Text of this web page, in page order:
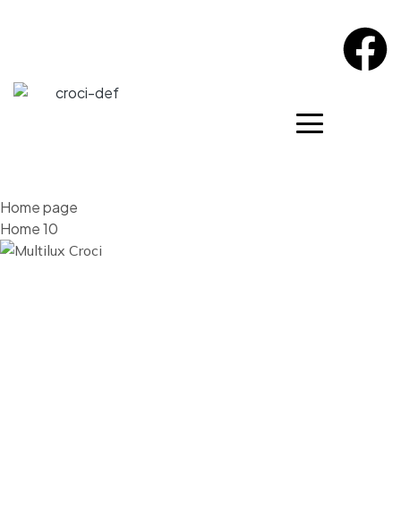
Home page
Home 10